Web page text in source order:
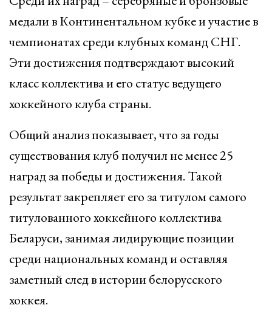
медали в Континентальном кубке и участие в
чемпионатах среди клубных команд СНГ.
Эти достижения подтверждают высокий
класс коллектива и его статус ведущего
хоккейного клуба страны.
Общий анализ показывает, что за годы
существования клуб получил не менее 25
наград за победы и достижения. Такой
результат закрепляет его за титулом самого
титулованного хоккейного коллектива
Беларуси, занимая лидирующие позиции
среди национальных команд и оставляя
заметный след в истории белорусского
хоккея.